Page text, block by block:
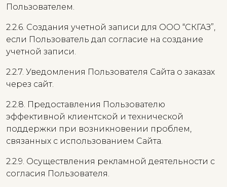
Пользователем.
2.2.6. Создания учетной записи для ООО “СКГАЗ”,
если Пользователь дал согласие на создание
учетной записи.
2.2.7. Уведомления Пользователя Сайта о заказах
через сайт.
2.2.8. Предоставления Пользователю
эффективной клиентской и технической
поддержки при возникновении проблем,
связанных с использованием Сайта.
2.2.9. Осуществления рекламной деятельности с
согласия Пользователя.